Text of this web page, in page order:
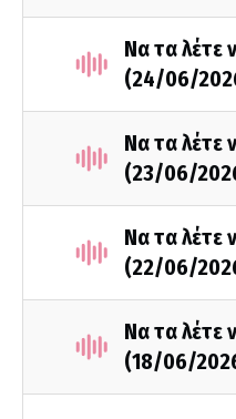
Να τα λέτε
(24/06/
Να τα λέτε
(23/06/
Να τα λέτε
(22/06/
Να τα λέτε
(18/06/